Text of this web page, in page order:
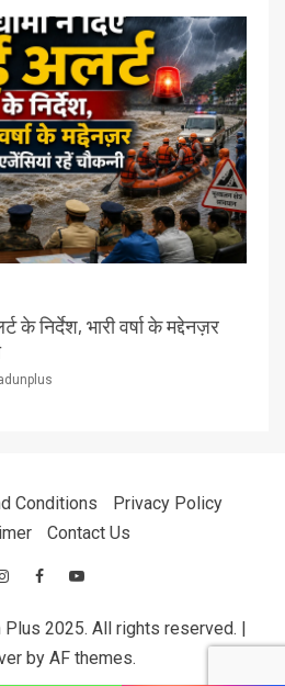
के निर्देश, भारी वर्षा के मद्देनज़र
Conditions
Privacy Policy
Contact Us
2025. All rights reserved. |
by AF themes.